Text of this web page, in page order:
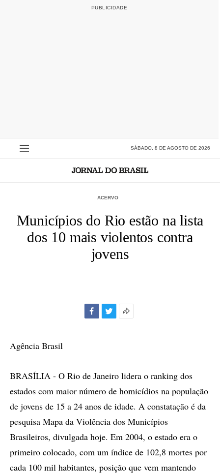
SÁBADO, 8 DE AGOSTO DE 2026
ACERVO
Municípios do Rio estão na lista
dos 10 mais violentos contra
jovens
Agência Brasil
BRASÍLIA - O Rio de Janeiro lidera o ranking dos
estados com maior número de homicídios na população
de jovens de 15 a 24 anos de idade. A constatação é da
pesquisa Mapa da Violência dos Municípios
Brasileiros, divulgada hoje. Em 2004, o estado era o
primeiro colocado, com um índice de 102,8 mortes por
cada 100 mil habitantes, posição que vem mantendo